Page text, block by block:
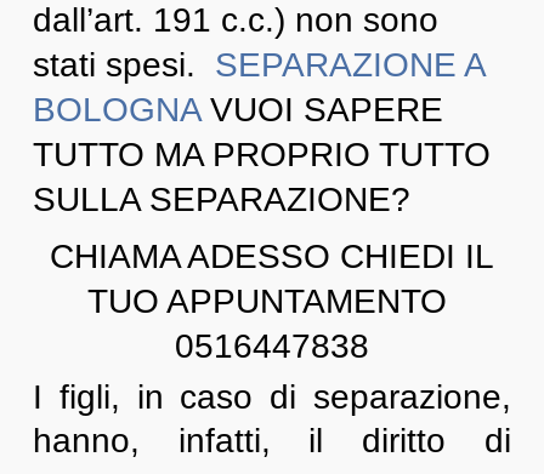
dall’art. 191 c.c.) non sono
stati spesi. SEPARAZIONE A
BOLOGNAVUOI SAPERE
TUTTO MA PROPRIO TUTTO
SULLA SEPARAZIONE?
CHIAMA ADESSO CHIEDI IL
TUO APPUNTAMENTO
0516447838
I figli, in caso di separazione,
hanno, infatti, il diritto di